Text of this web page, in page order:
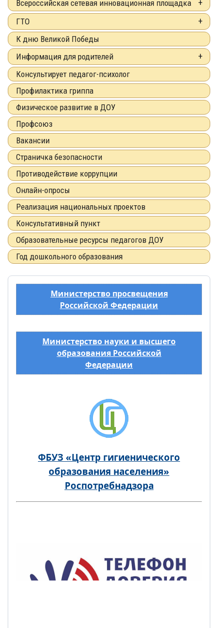
Всероссийская сетевая инновационная площадка
ГТО
К дню Великой Победы
Информация для родителей
Консультирует педагог-психолог
Профилактика гриппа
Физическое развитие в ДОУ
Профсоюз
Вакансии
Страничка безопасности
Противодействие коррупции
Онлайн-опросы
Реализация национальных проектов
Консультативный пункт
Образовательные ресурсы педагогов ДОУ
Год дошкольного образования
Министерство просвещения
Российской Федерации
Министерство науки и высшего
образования Российской
Федерации
ФБУЗ «Центр гигиенического
образования населения»
Роспотребнадзора